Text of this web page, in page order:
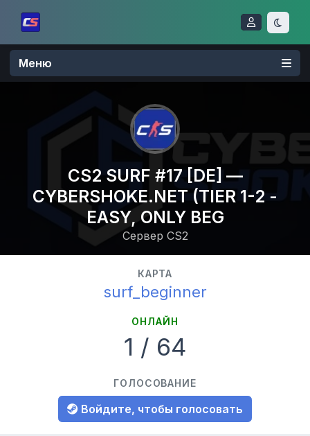
Меню
CS2 SURF #17 [DE] —
CYBERSHOKE.NET (TIER 1-2 -
EASY, ONLY BEG
Сервер CS2
КАРТА
surf_beginner
ОНЛАЙН
1 / 64
ГОЛОСОВАНИЕ
Войдите, чтобы голосовать